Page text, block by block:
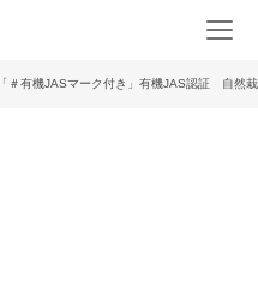
「＃有機JASマーク付き」有機JAS認証 自然